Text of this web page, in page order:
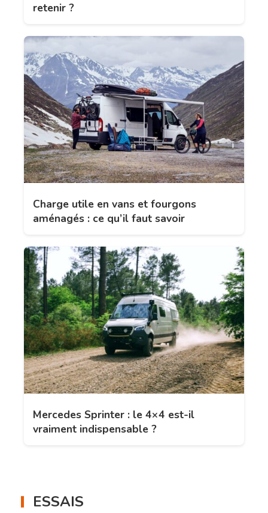
retenir ?
Charge utile en vans et fourgons
aménagés : ce qu’il faut savoir
Mercedes Sprinter : le 4×4 est-il
vraiment indispensable ?
ESSAIS